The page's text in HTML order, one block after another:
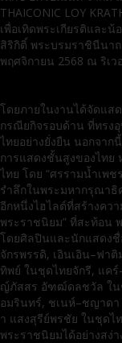
THAICONIC LOY
เพื่อเทิดพระเกียรติและ
สิริกิติ์ พระบรมราชินีนา
พฤศจิกายน 2568 ณ ริเว
โดยภายในงานได้จัดแส
กรณียกิจรอบด้าน ที่ทรง
ไทยอย่างยั่งยืน นอกจาก
การแสดงชั้นสูงของไทย
ไทย โดย “ศรรามน้ำเพ
รำลึกในพระมหากรุณา
อีกหนึ่งไฮไลต์ที่สร้างคว
พระราชนิยม” ที่สะท้อน
โดยศิลปินและนักแสดง
จักรพรรดิ, เอินเอิน–ฟา
ทิพย์ ในชุดไทยจักรี, แค
ญ์ภัสสร อัฑฒ์ดลชวัล ใน
อมรินทร์, ชเนห์–ชญาด
า แสงสุรีย์พรชัย ในชุดไ
พระราชนิยมได้อย่างสง่า